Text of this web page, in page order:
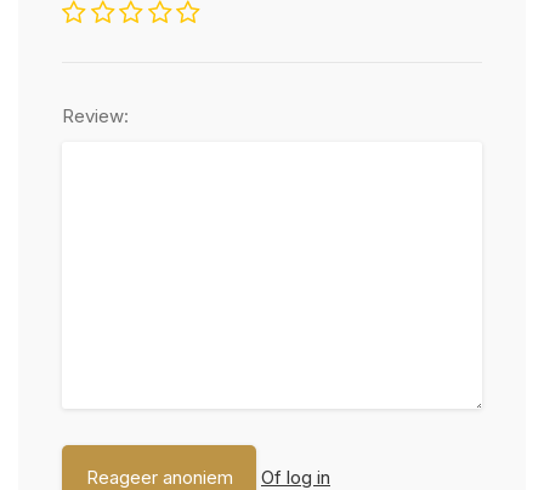
Review:
Of log in